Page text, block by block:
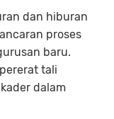
dan hiburan
proses
baru.
tali
dalam